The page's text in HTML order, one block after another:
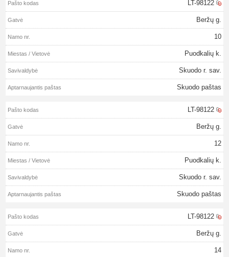
LT-98122
Beržų g.
10
Puodkalių k.
Skuodo r. sav.
Skuodo paštas
LT-98122
Beržų g.
12
Puodkalių k.
Skuodo r. sav.
Skuodo paštas
LT-98122
Beržų g.
14